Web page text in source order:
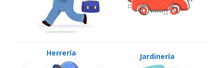
Herrería Jardinería